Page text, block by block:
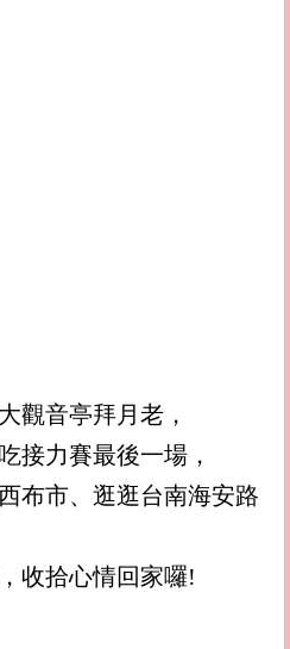
觀音亭拜月老，
接力賽最後一場，
布市、逛逛台南海安路
收拾心情回家囉!